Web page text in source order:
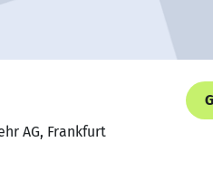
AG, Frankfurt